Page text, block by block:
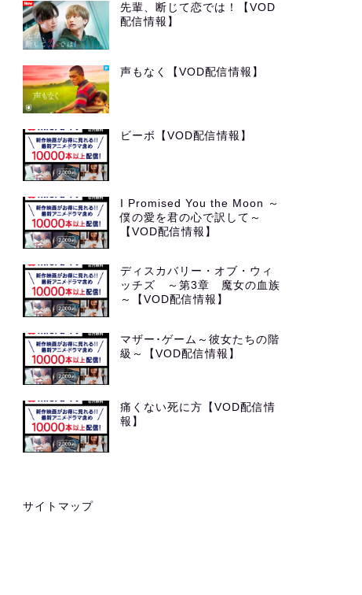
先輩、断じて恋では！【VOD
配信情報】
声もなく【VOD配信情報】
ビーボ【VOD配信情報】
I Promised You the Moon ～
僕の愛を君の心で訳して～
【VOD配信情報】
ディスカバリー・オブ・ウィ
ッチズ ～第3章 魔女の血族
～【VOD配信情報】
マザー･ゲーム～彼女たちの階
級～【VOD配信情報】
痛くない死に方【VOD配信情
報】
サイトマップ